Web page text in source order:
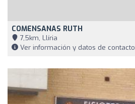
COMENSANAS RUTH
7,5km, Llíria
Ver información y datos de contacto